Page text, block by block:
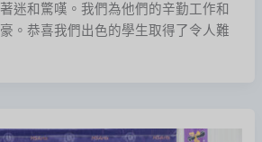
迷和驚嘆。我們為他們的辛勤工作和
。恭喜我們出色的學生取得了令人難